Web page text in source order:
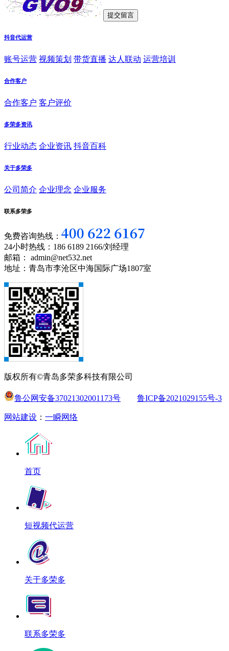
抖音代运营
账号运营 视频策划 带货直播 达人联动 运营培训
合作客户
合作客户 客户评价
多荣多资讯
行业动态 企业资讯 抖音百科
关于多荣多
公司简介 企业理念 企业服务
联系多荣多
免费咨询热线：
24小时热线：186 6189 2166/刘经理
邮箱： admin@net532.net
地址：青岛市李沧区中海国际广场1807室
版权所有©青岛多荣多科技有限公司
鲁公网安备37021302001173号 鲁ICP备2021029155号-3
网站建设 ： 一瞬网络
首页
短视频代运营
关于多荣多
联系多荣多